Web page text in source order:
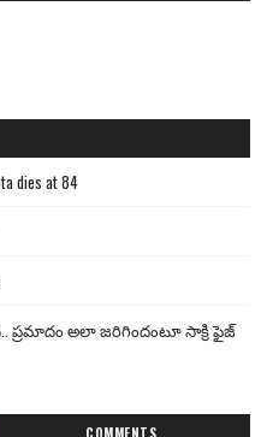
dies at 84
అలా జరిగిందంటూ సాక్రి ఫైజ్